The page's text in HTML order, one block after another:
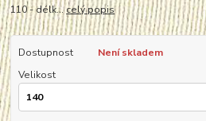
110 - délk...celý popis
Dostupnost
Není skladem
Velikost